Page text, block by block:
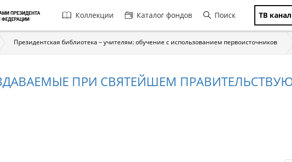
Главная
навигация
Коллекции Каталог фондов Поиск ТВ канал
Президентская библиотека – учителям: обучение с использованием первоисточников
ПРИ СВЯТЕЙШЕМ